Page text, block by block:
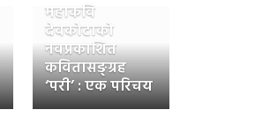
महाकवि
देवकोटाको
नवप्रकाशित
कवितासङ्ग्रह
‘परी’ : एक परिचय